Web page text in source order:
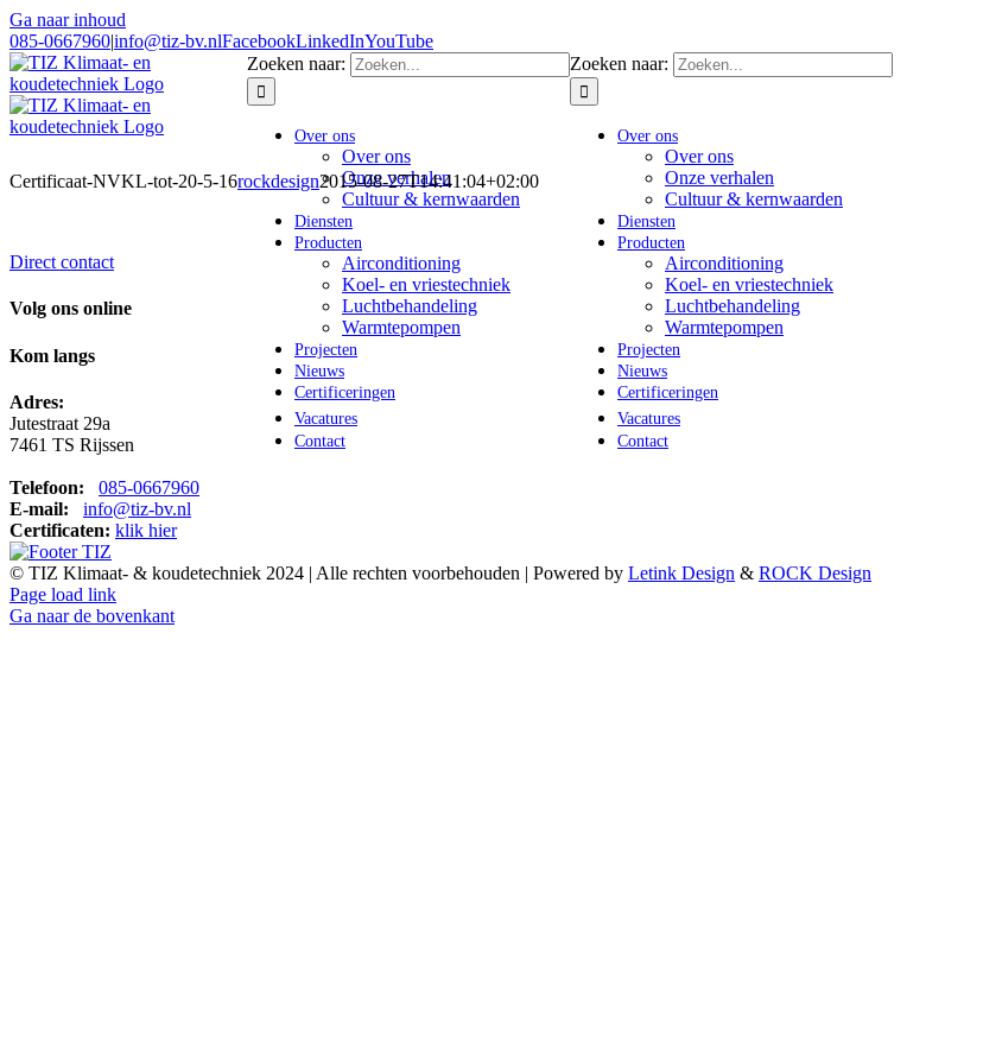
Ga naar inhoud
085-0667960|info@tiz-bv.nlFacebookLinkedInYouTube
Zoeken naar:
Over ons
Over ons
Onze verhalen
Cultuur & kernwaarden
Diensten
Producten
Airconditioning
Koel- en vriestechniek
Luchtbehandeling
Warmtepompen
Projecten
Nieuws
Certificeringen
Vacatures
Contact
Zoeken naar:
Over ons
Over ons
Onze verhalen
Cultuur & kernwaarden
Diensten
Producten
Airconditioning
Koel- en vriestechniek
Luchtbehandeling
Warmtepompen
Projecten
Nieuws
Certificeringen
Vacatures
Contact
Certificaat-NVKL-tot-20-5-16rockdesign2015-08-27T14:41:04+02:00
Direct contact
Volg ons online
Kom langs
Adres:
Jutestraat 29a
7461 TS Rijssen
Telefoon:
085-0667960
E-mail:
info@tiz-bv.nl
Certificaten: klik hier
© TIZ Klimaat- & koudetechniek 2024 | Alle rechten voorbehouden | Powered by Letink Design & ROCK Design
Page load link
Ga naar de bovenkant